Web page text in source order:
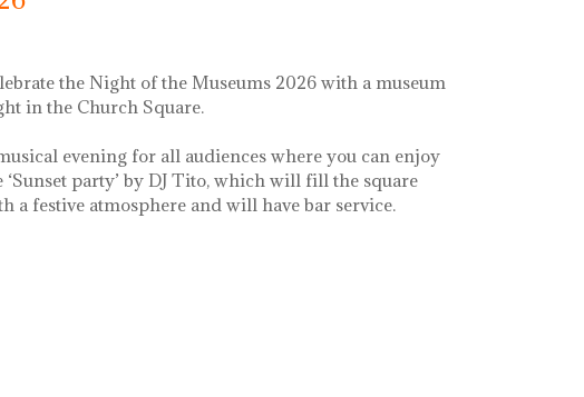
the Night of the Museums 2026 with a museum
in the Church Square.
evening for all audiences where you can enjoy
‘Sunset party’ by DJ Tito, which will fill the square
a festive atmosphere and will have bar service.